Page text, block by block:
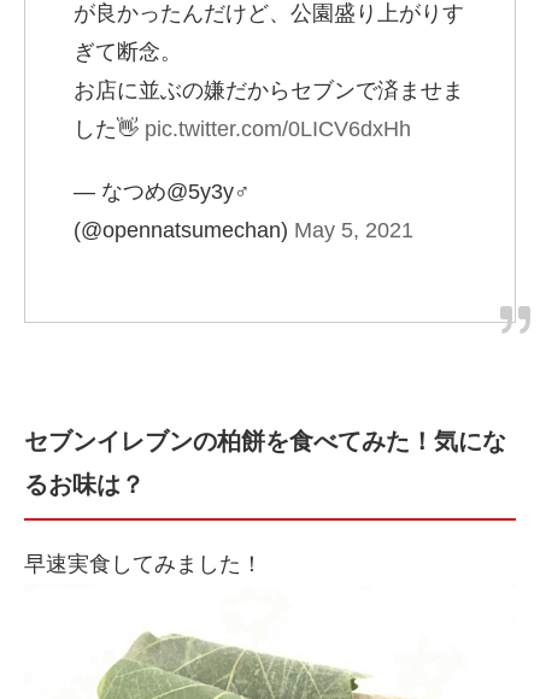
が良かったんだけど、公園盛り上がりす
ぎて断念。
お店に並ぶの嫌だからセブンで済ませま
した👋 pic.twitter.com/0LICV6dxHh
— なつめ@5y3y♂
(@opennatsumechan) May 5, 2021
セブンイレブンの柏餅を食べてみた！気にな
るお味は？
早速実食してみました！